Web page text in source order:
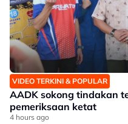
VIDEO TERKINI & POPULAR
AADK sokong tindakan
pemeriksaan ketat
4 hours ago